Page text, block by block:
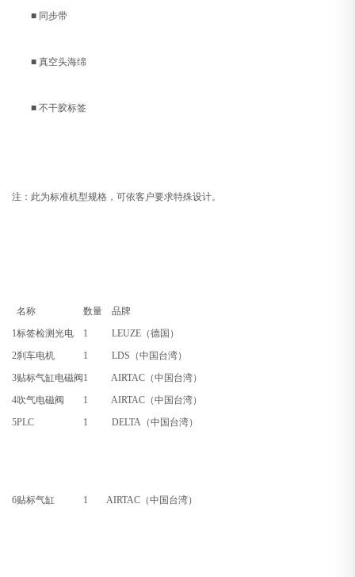
■ 同步带
■ 真空头海绵
■ 不干胶标签
注：此为标准机型规格，可依客户要求特殊设计。
名称 数量 品牌
1标签检测光电 1
LEUZE（德国）
2刹车电机 1
LDS（中国台湾）
3贴标气缸电磁阀1
AIRTAC（中国台湾）
4吹气电磁阀 1
AIRTAC（中国台湾）
5PLC 1 DELTA（中国台湾）
6贴标气缸 1 AIRTAC（中国台湾）